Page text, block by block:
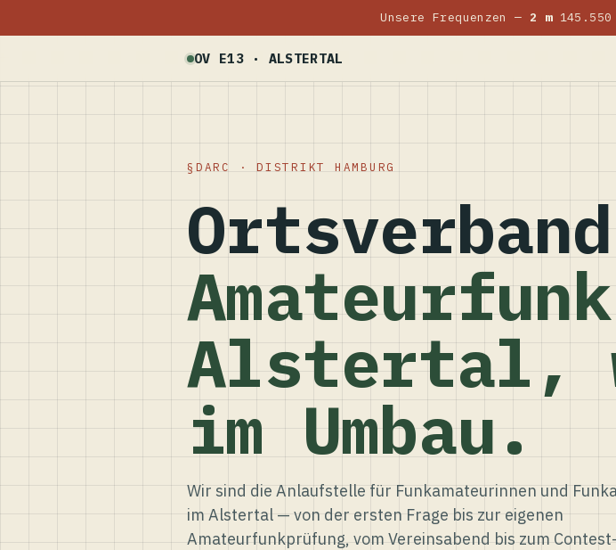
Unsere Frequenzen — 2 m145.550
OV E13 · ALSTERTAL
DARC · DISTRIKT HAMBURG
Alstertal,
im Umbau.
Wir sind die Anlaufstelle für Funkamateurinnen und
im Alstertal — von der ersten Frage bis zur eigenen
Amateurfunkprüfung, vom Vereinsabend bis zum Contest-